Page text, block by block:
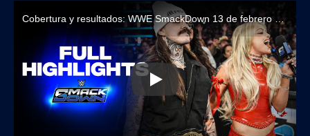
Cobertura y resultados: WWE SmackDown 13 de febrero de 2026